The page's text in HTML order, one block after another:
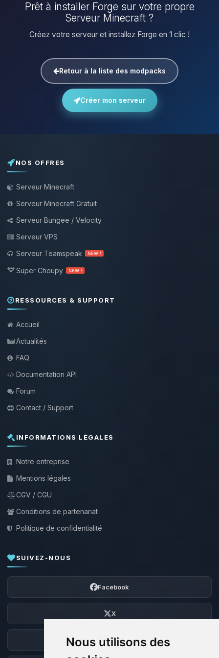
Nous utilisons des
Prêt à installer Forge sur votre propre
Serveur Minecraft ?
Créez votre serveur et installez Forge en 1 clic !
Retour à la liste des modpacks
Créer mon serveur
NOS OFFRES
Serveur Minecraft
Serveur Minecraft Gratuit
Serveur Bungee / Velocity
Serveur VPS
Serveur Teamspeak
NEW !
Super Choupy NEW !
RESSOURCES & SUPPORT
Accueil
Actualités
FAQ
Documentation API
Forum
Contact / Support
INFORMATIONS LÉGALES
Notre entreprise
Mentions légales
CGV / CGU
Conditions de partenariat
Politique de confidentialité
SUIVEZ-NOUS
Facebook
X
Discord